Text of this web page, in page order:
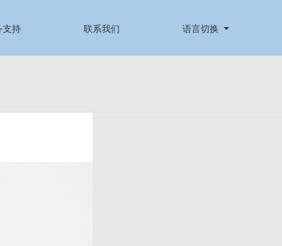
支持 联系我们 语言切换